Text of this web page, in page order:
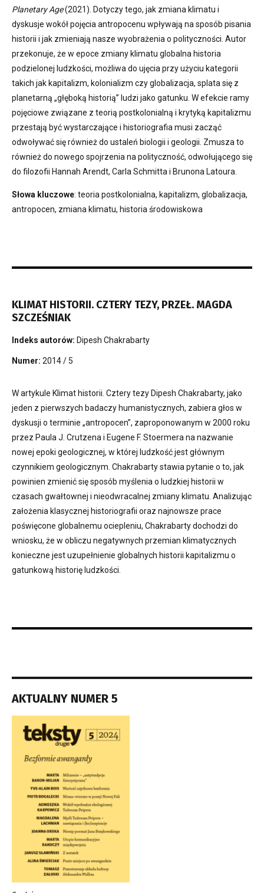
Planetary Age(2021). Dotyczy tego, jak zmiana klimatu i
dyskusje wokół pojęcia antropocenu wpływają na sposób pisania
historii i jak zmieniają nasze wyobrażenia o polityczności. Autor
przekonuje, że w epoce zmiany klimatu globalna historia
podzielonej ludzkości, możliwa do ujęcia przy użyciu kategorii
takich jak kapitalizm, kolonializm czy globalizacja, splata się z
planetarną „głęboką historią” ludzi jako gatunku. W efekcie ramy
pojęciowe związane z teorią postkolonialną i krytyką kapitalizmu
przestają być wystarczające i historiografia musi zacząć
odwoływać się również do ustaleń biologii i geologii. Zmusza to
również do nowego spojrzenia na polityczność, odwołującego się
do filozofii Hannah Arendt, Carla Schmitta i Brunona Latoura.
Słowa kluczowe: teoria postkolonialna, kapitalizm, globalizacja,
antropocen, zmiana klimatu, historia środowiskowa
KLIMAT HISTORII. CZTERY TEZY, PRZEŁ. MAGDA
SZCZEŚNIAK
Indeks autorów: Dipesh Chakrabarty
Numer: 2014 / 5
W artykule Klimat historii. Cztery tezy Dipesh Chakrabarty, jako
jeden z pierwszych badaczy humanistycznych, zabiera głos w
dyskusji o terminie „antropocen”, zaproponowanym w 2000 roku
przez Paula J. Crutzena i Eugene F. Stoermera na nazwanie
nowej epoki geologicznej, w której ludzkość jest głównym
czynnikiem geologicznym. Chakrabarty stawia pytanie o to, jak
powinien zmienić się sposób myślenia o ludzkiej historii w
czasach gwałtownej i nieodwracalnej zmiany klimatu. Analizując
założenia klasycznej historiografii oraz najnowsze prace
poświęcone globalnemu ociepleniu, Chakrabarty dochodzi do
wniosku, że w obliczu negatywnych przemian klimatycznych
konieczne jest uzupełnienie globalnych historii kapitalizmu o
gatunkową historię ludzkości.
AKTUALNY NUMER 5